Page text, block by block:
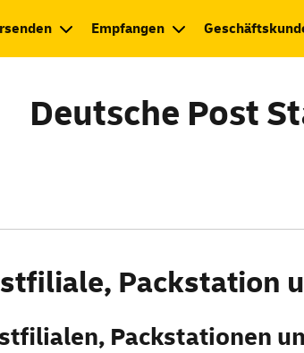
Empfangen
Deutsche Post
Packstation
Packstationen